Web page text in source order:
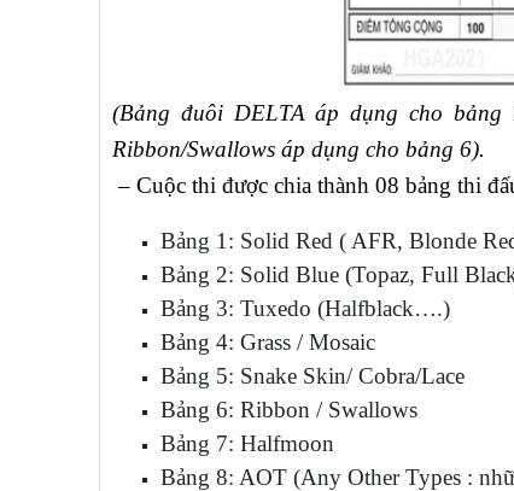
(Bảng đuôi DELTA áp dụng cho
Ribbon/Swallows áp dụng cho bảng 6).
– Cuộc thi được chia thành 08 bảng thi
Bảng 1: Solid Red ( AFR, Blonde
Bảng 2: Solid Blue (Topaz, Full
Bảng 3: Tuxedo (Halfblack….)
Bảng 4: Grass / Mosaic
Bảng 5: Snake Skin/ Cobra/Lace
Bảng 6: Ribbon / Swallows
Bảng 7: Halfmoon
Bảng 8: AOT (Any Other Types :